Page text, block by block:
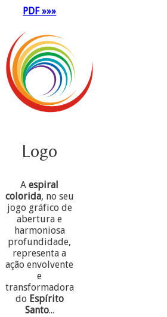
PDF »»»
Logo
Aespiral
colorida, no seu
jogo gráfico de
abertura e
harmoniosa
profundidade,
representa a
ação envolvente
e
transformadora
do Espírito
Santo...